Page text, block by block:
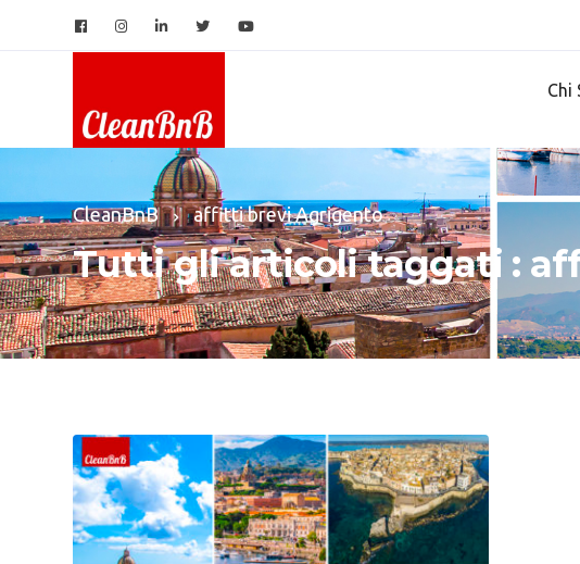
Chi
CleanBnB affitti brevi Agrigento
Tutti gli articoli taggati :